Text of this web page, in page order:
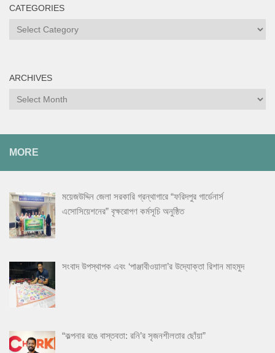
CATEGORIES
Categories
ARCHIVES
Archives
MORE
ময়েজউদ্দিন জেলা সরকারি গ্রন্থাগারে “ফরিদপুর গার্ডেনার্স
এসোসিয়েশনের” বৃক্ষরোপণ কর্মসূচি অনুষ্ঠিত
সংবাদ উপস্থাপক এবং ‘পাঞ্জাবীওয়ালা’র উদ্যোক্তা রিশান মাহমুদ
“কল্পনার রঙে বাস্তবতা: রনি’র সৃজনশীলতার ছোঁয়া”